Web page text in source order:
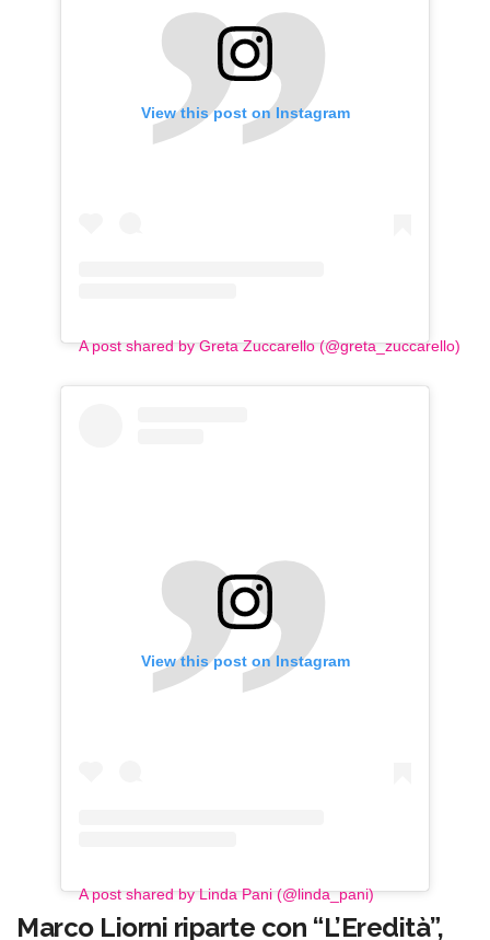
View this post on Instagram
A post shared by Greta Zuccarello (@greta_zuccarello)
View this post on Instagram
A post shared by Linda Pani (@linda_pani)
Marco Liorni riparte con “L’Eredità”,